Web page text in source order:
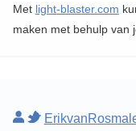
Met light-blaster.com
maken met behulp van